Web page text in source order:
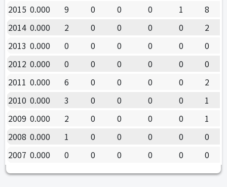
2015 0.000 9 0 0 0 1
8
2014 0.000 2 0 0 0 0
2
2013 0.000 0 0 0 0 0
0
2012 0.000 0 0 0 0 0
0
2011 0.000 6 0 0 0 0
2
2010 0.000 3 0 0 0 0
1
2009 0.000 2 0 0 0 0
1
2008 0.000 1 0 0 0 0
0
2007 0.000 0 0 0 0 0 0